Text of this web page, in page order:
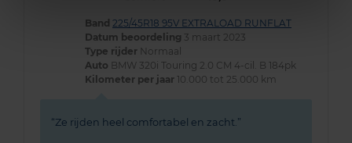
Band 225/45R18 95V EXTRALOAD RUNFLAT
Datum beoordeling 3 maart 2023
Type rijder Normaal
Auto BMW 320i Touring 2.0 CM 4-cil. B 184pk
Kilometer per jaar 10.000 tot 25.000 km
Ze rijden heel comfortabel en zacht.